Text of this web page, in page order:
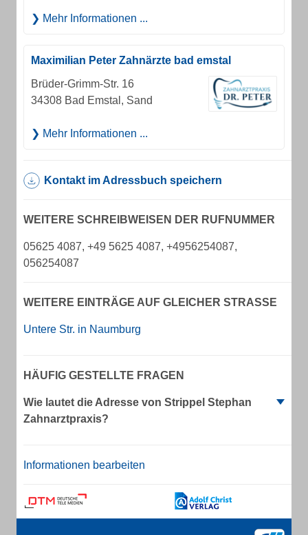
Mehr Informationen ...
Maximilian Peter Zahnärzte bad emstal
Brüder-Grimm-Str. 16
34308 Bad Emstal, Sand
Mehr Informationen ...
Kontakt im Adressbuch speichern
WEITERE SCHREIBWEISEN DER RUFNUMMER
05625 4087, +49 5625 4087, +4956254087,
056254087
WEITERE EINTRÄGE AUF GLEICHER STRASSE
Untere Str. in Naumburg
HÄUFIG GESTELLTE FRAGEN
Wie lautet die Adresse von Strippel Stephan
Zahnarztpraxis?
Informationen bearbeiten